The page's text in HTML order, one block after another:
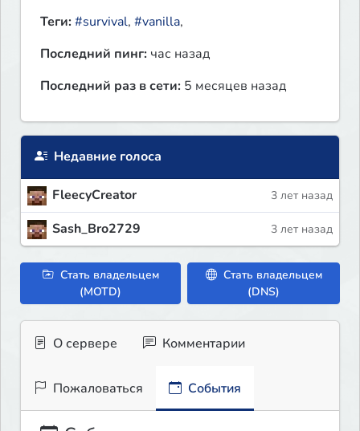
Теги:#survival, #vanilla,
Последний пинг: час назад
Последний раз в сети: 5 месяцев назад
Недавние голоса
FleecyCreator 3 лет назад
Sash_Bro2729 3 лет назад
Стать владельцем
(MOTD)
Стать владельцем
(DNS)
О сервере Комментарии
Пожаловаться События